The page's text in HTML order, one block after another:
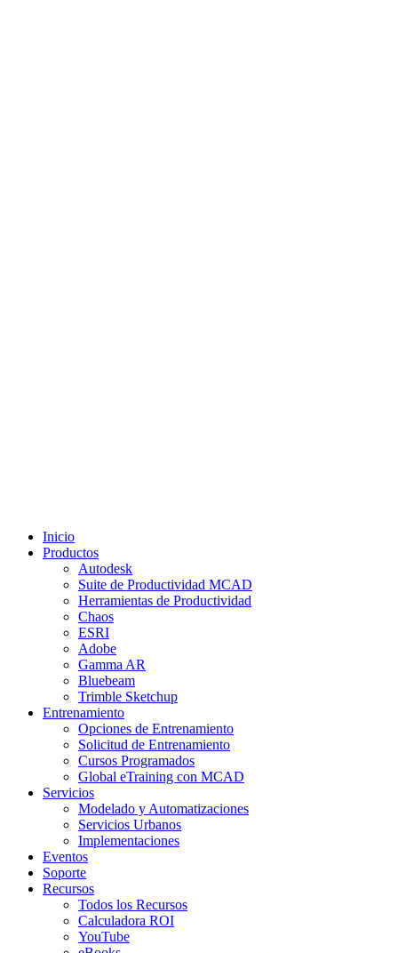
Inicio
Productos
Autodesk
Suite de Productividad MCAD
Herramientas de Productividad
Chaos
ESRI
Adobe
Gamma AR
Bluebeam
Trimble Sketchup
Entrenamiento
Opciones de Entrenamiento
Solicitud de Entrenamiento
Cursos Programados
Global eTraining con MCAD
Servicios
Modelado y Automatizaciones
Servicios Urbanos
Implementaciones
Eventos
Soporte
Recursos
Todos los Recursos
Calculadora ROI
YouTube